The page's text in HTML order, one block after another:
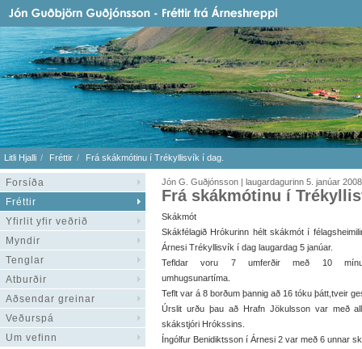
Litli Hjalli Fréttir Frá skákmótinu í Trékyllisvík í dag.
Forsíða
Fréttir
Yfirlit yfir veðrið
Myndir
Tenglar
Atburðir
Aðsendar greinar
Veðurspá
Um vefinn
Jón G. Guðjónsson | laugardagurinn 5. janúar 2008
Frá skákmótinu í
Skákmót
Skákfélagið Hrókurinn hélt skákmót í
Árnesi Trékyllisvík í dag laugardag 5 janúar.
Tefldar voru 7 umferðir með 10
umhugsunartíma.
Teflt var á 8 borðum þannig að 16 tóku þátt,tveir
Úrslit urðu þau að Hrafn Jökulsson var með
skákstjóri Hrókssins.
Íngólfur Benidiktsson í Árnesi 2 var með 6 unnar